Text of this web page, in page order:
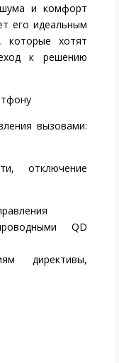
шума и комфорт
его идеальным
которые хотят
к решению
вызовами:
отключение
QD
директивы,